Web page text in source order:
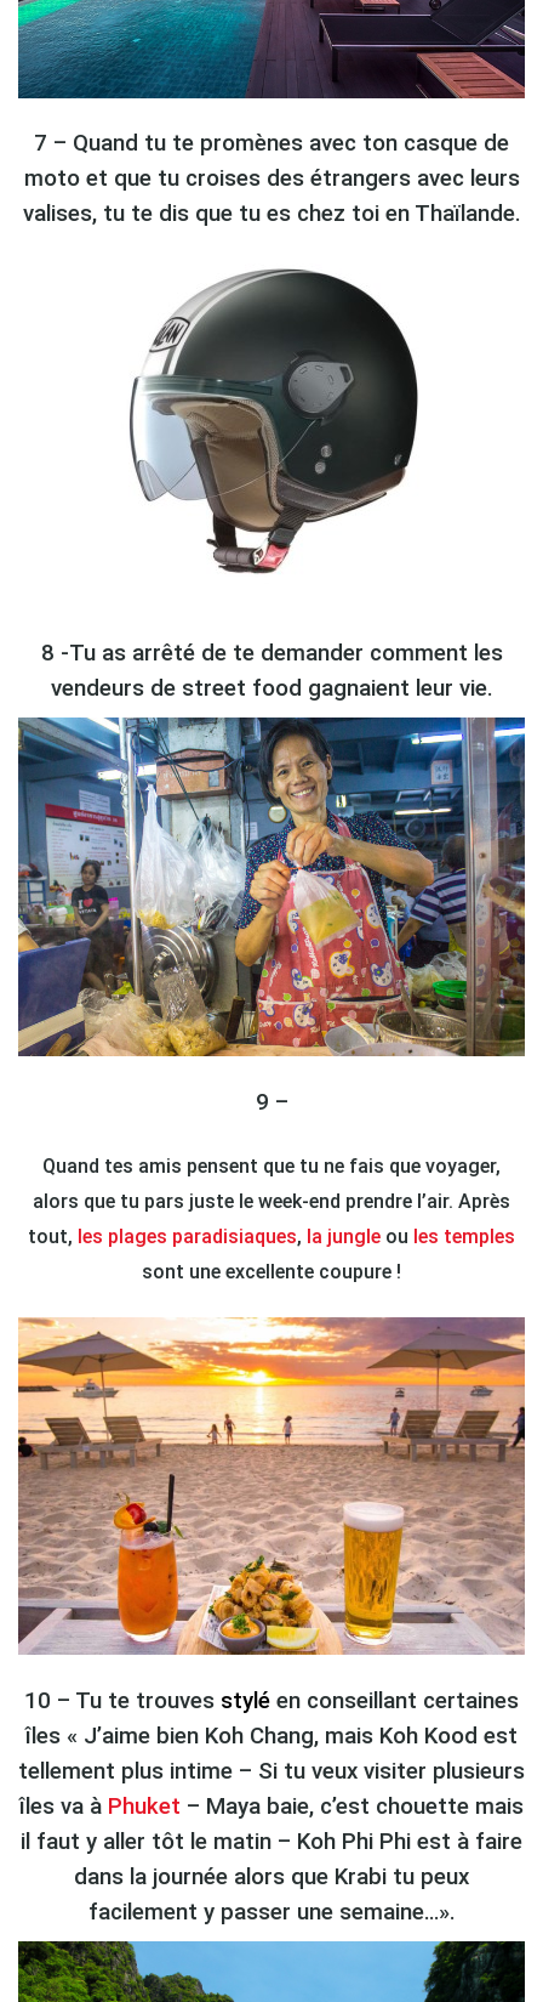
7 – Quand tu te promènes avec ton casque de
moto et que tu croises des étrangers avec leurs
valises, tu te dis que tu es chez toi en Thaïlande.
8 -Tu as arrêté de te demander comment les
vendeurs de street food gagnaient leur vie.
9 –
Quand tes amis pensent que tu ne fais que voyager,
alors que tu pars juste le week-end prendre l’air. Après
tout, les plages paradisiaques, la jungle ou les temples
sont une excellente coupure !
10 – Tu te trouves stylé en conseillant certaines
îles « J’aime bien Koh Chang, mais Koh Kood est
tellement plus intime – Si tu veux visiter plusieurs
îles va à Phuket – Maya baie, c’est chouette mais
il faut y aller tôt le matin – Koh Phi Phi est à faire
dans la journée alors que Krabi tu peux
facilement y passer une semaine…».